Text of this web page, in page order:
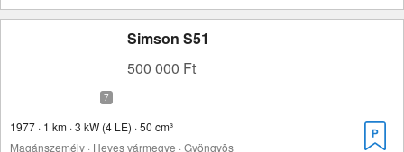
Simson S51
500 000 Ft
1977 · 1 km · 3 kW (4 LE) · 50 cm³
Magánszemély · Heves vármegye · Gyöngyös